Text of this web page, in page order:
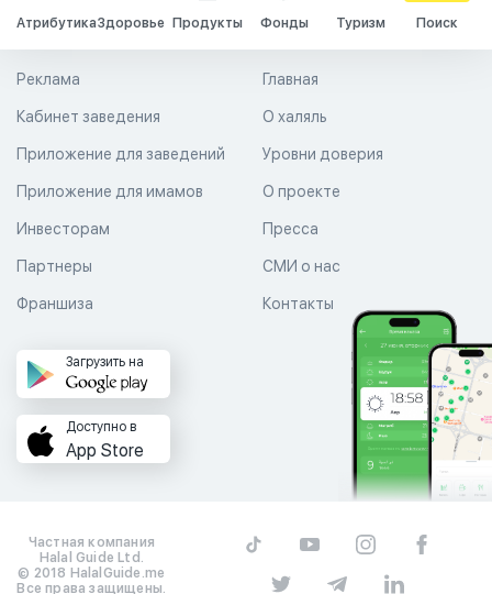
АтрибутикаЗдоровье Продукты Фонды Туризм Поиск
Главная
О халяль
Уровни доверия
Реклама
Кабинет заведения
Приложение для заведений
Приложение для имамов О проекте
Пресса
СМИ о нас
Контакты
Инвесторам
Партнеры
Франшиза
Загрузить на
Доступно в
App Store
Частная компания
Halal Guide Ltd.
© 2018 HalalGuide.me
Все права защищены.